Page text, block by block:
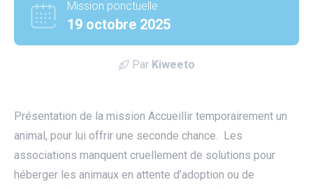
Mission ponctuelle
19 octobre 2025
Par Kiweeto
Présentation de la mission Accueillir temporairement un
animal, pour lui offrir une seconde chance. Les
associations manquent cruellement de solutions pour
héberger les animaux en attente d’adoption ou de